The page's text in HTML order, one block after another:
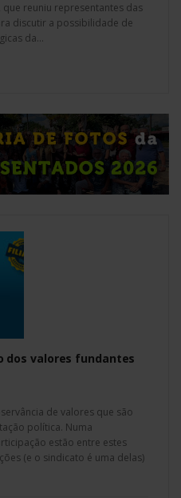
que reuniu representantes das
discutir a possibilidade de
da…
dos valores fundantes
de valores que são
política. Numa
estão entre estes
(e o sindicato é uma delas)